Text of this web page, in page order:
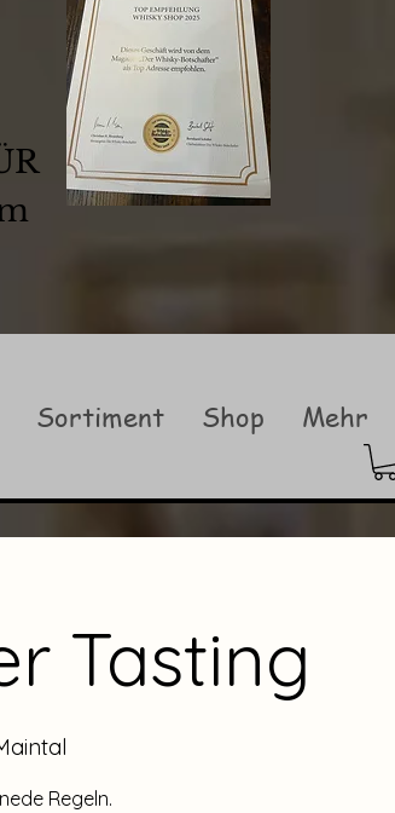
Sortiment Shop Mehr
Tasting
Regeln.